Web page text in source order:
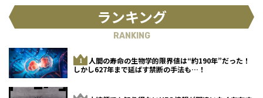
ランキング
RANKING
人間の寿命の生物学的限界値は“約190年”だった！
しかし627年まで延ばす禁断の手法も…！